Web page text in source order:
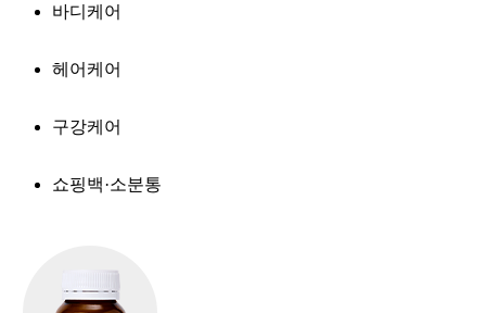
바디케어
헤어케어
구강케어
쇼핑백·소분통